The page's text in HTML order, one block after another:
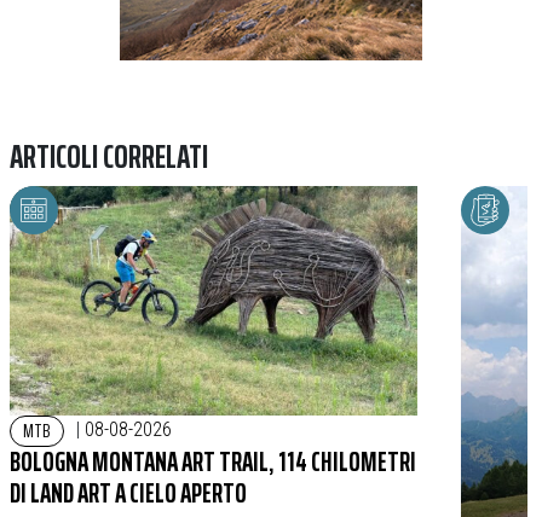
ARTICOLI CORRELATI
MTB | 08-08-2026
BOLOGNA MONTANA ART TRAIL, 114 CHILOMETRI
DI LAND ART A CIELO APERTO